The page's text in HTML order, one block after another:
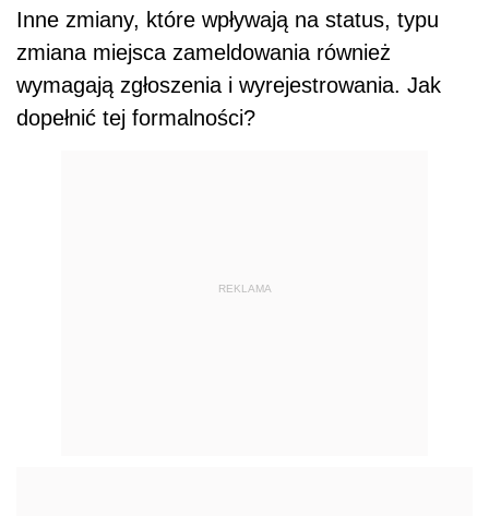
Inne zmiany, które wpływają na status, typu
zmiana miejsca zameldowania również
wymagają zgłoszenia i wyrejestrowania. Jak
dopełnić tej formalności?
REKLAMA